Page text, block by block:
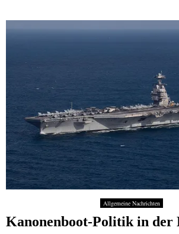
Allgemeine Nachrichten
Kanonenboot-Politik in